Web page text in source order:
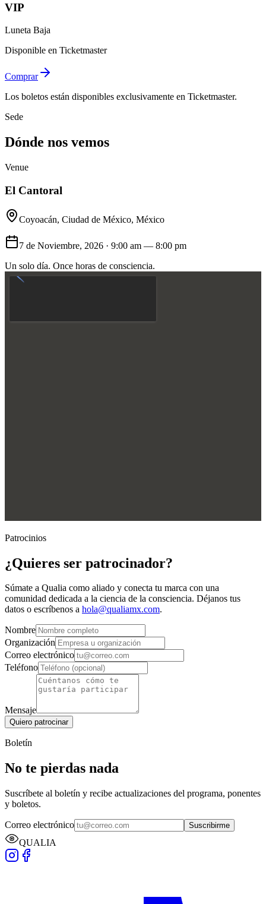
VIP
Luneta Baja
Disponible en Ticketmaster
Comprar
Los boletos están disponibles exclusivamente en Ticketmaster.
Sede
Dónde nos vemos
Venue
El Cantoral
Coyoacán, Ciudad de México, México
7 de Noviembre, 2026 · 9:00 am — 8:00 pm
Un solo día. Once horas de consciencia.
Patrocinios
¿Quieres ser patrocinador?
Súmate a Qualia como aliado y conecta tu marca con una
comunidad dedicada a la ciencia de la consciencia. Déjanos tus
datos o escríbenos a hola@qualiamx.com.
Nombre
Organización
Correo electrónico
Teléfono
Mensaje
Quiero patrocinar
Boletín
No te pierdas nada
Suscríbete al boletín y recibe actualizaciones del programa, ponentes
y boletos.
Correo electrónico Suscribirme
QUALIA